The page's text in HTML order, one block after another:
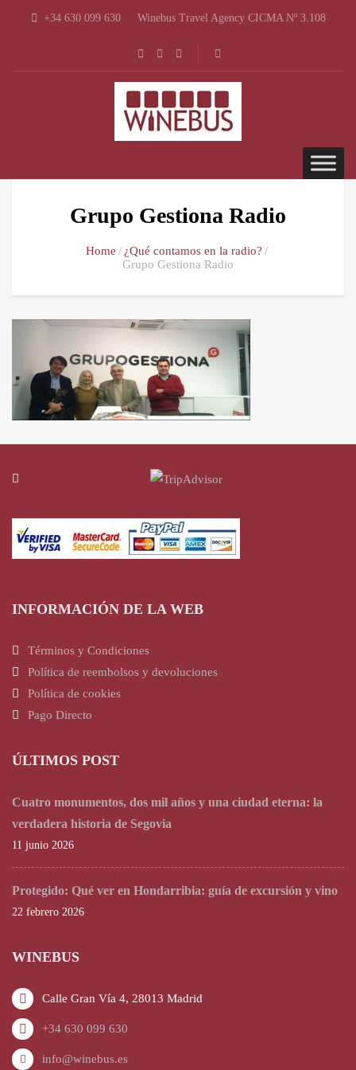
+34 630 099 630 Winebus Travel Agency CICMA Nº 3.108
Grupo Gestiona Radio
Home
¿Qué contamos en la radio?
Grupo Gestiona Radio
INFORMACIÓN DE LA WEB
Términos y Condiciones
Política de reembolsos y devoluciones
Política de cookies
Pago Directo
ÚLTIMOS POST
Cuatro monumentos, dos mil años y una ciudad eterna: la
verdadera historia de Segovia
11 junio 2026
Protegido: Qué ver en Hondarribia: guía de excursión y vino
22 febrero 2026
WINEBUS
Calle Gran Vía 4, 28013 Madrid
+34 630 099 630
info@winebus.es